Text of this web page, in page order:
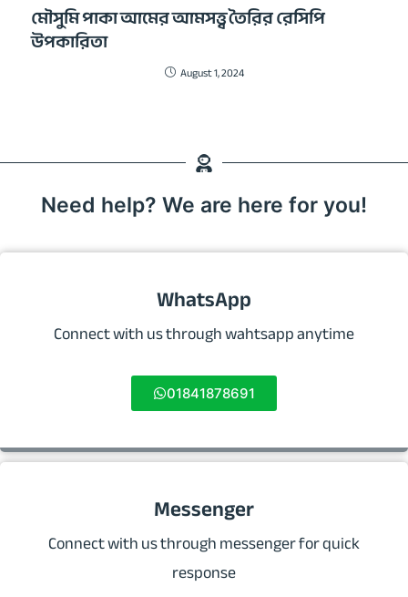
মৌসুমি পাকা আমের আমসত্ত্ব তৈরির রেসিপি
উপকারিতা
August 1, 2024
Need help? We are here for you!
WhatsApp
Connect with us through wahtsapp anytime
01841878691
Messenger
Connect with us through messenger for quick
response